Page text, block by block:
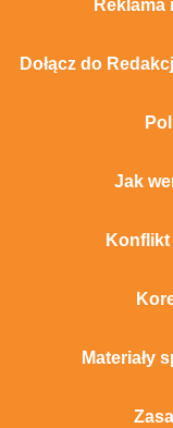
Reklama
Dołącz do
Jak
Materiały